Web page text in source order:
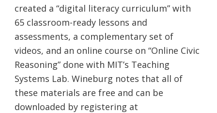
created a “digital literacy curriculum” with
65 classroom-ready lessons and
assessments, a complementary set of
videos, and an online course on “Online Civic
Reasoning” done with MIT’s Teaching
Systems Lab. Wineburg notes that all of
these materials are free and can be
downloaded by registering at